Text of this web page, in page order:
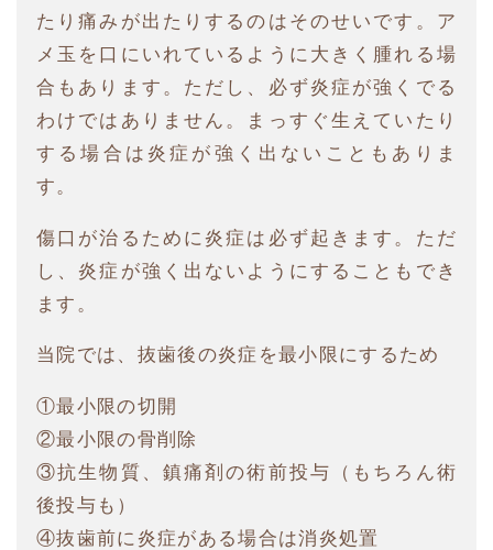
たり痛みが出たりするのはそのせいです。ア
メ玉を口にいれているように大きく腫れる場
合もあります。ただし、必ず炎症が強くでる
わけではありません。まっすぐ生えていたり
する場合は炎症が強く出ないこともありま
す。
傷口が治るために炎症は必ず起きます。ただ
し、炎症が強く出ないようにすることもでき
ます。
当院では、抜歯後の炎症を最小限にするため
①最小限の切開
②最小限の骨削除
③抗生物質、鎮痛剤の術前投与（もちろん術
後投与も）
④抜歯前に炎症がある場合は消炎処置